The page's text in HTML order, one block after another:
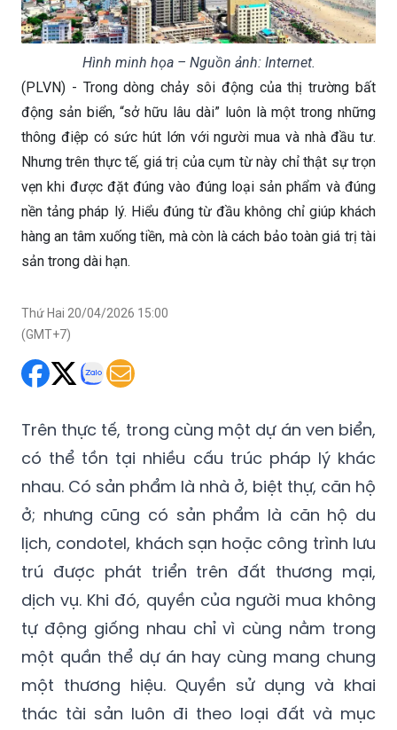
Hình minh họa – Nguồn ảnh: Internet.
(PLVN) - Trong dòng chảy sôi động của thị trường bất
động sản biển, “sở hữu lâu dài” luôn là một trong những
thông điệp có sức hút lớn với người mua và nhà đầu tư.
Nhưng trên thực tế, giá trị của cụm từ này chỉ thật sự trọn
vẹn khi được đặt đúng vào đúng loại sản phẩm và đúng
nền tảng pháp lý. Hiểu đúng từ đầu không chỉ giúp khách
hàng an tâm xuống tiền, mà còn là cách bảo toàn giá trị tài
sản trong dài hạn.
Thứ Hai 20/04/2026 15:00
(GMT+7)
Trên thực tế, trong cùng một dự án ven biển,
có thể tồn tại nhiều cấu trúc pháp lý khác
nhau. Có sản phẩm là nhà ở, biệt thự, căn hộ
ở; nhưng cũng có sản phẩm là căn hộ du
lịch, condotel, khách sạn hoặc công trình lưu
trú được phát triển trên đất thương mại,
dịch vụ. Khi đó, quyền của người mua không
tự động giống nhau chỉ vì cùng nằm trong
một quần thể dự án hay cùng mang chung
một thương hiệu. Quyền sử dụng và khai
thác tài sản luôn đi theo loại đất và mục